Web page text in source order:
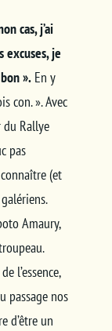
cas, j’ai
excuses, je
». En y
con. ». Avec
du Rallye
pas
(et
Amaury,
l’essence,
passage nos
d’être un